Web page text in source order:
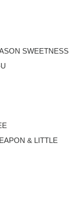
SWEETNESS
& LITTLE